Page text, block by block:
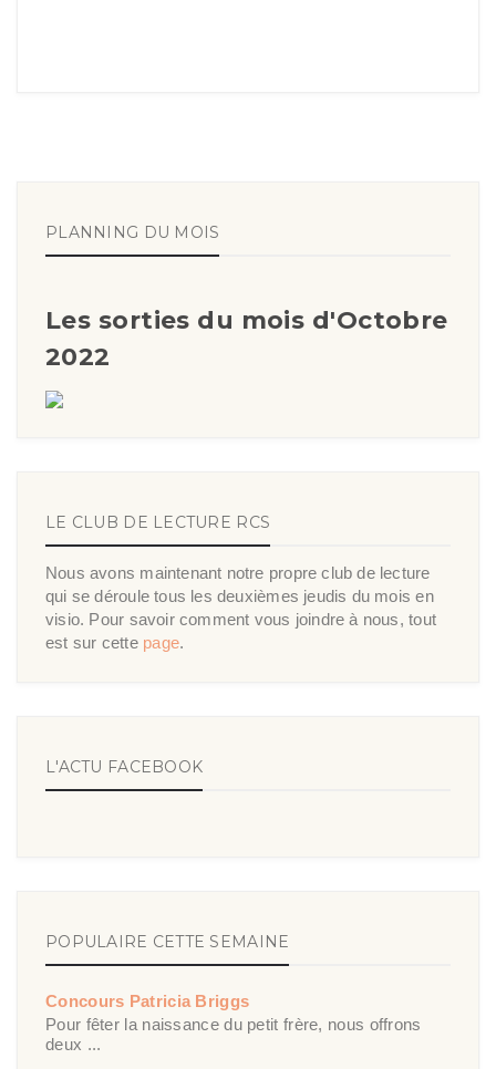
PLANNING DU MOIS
Les sorties du mois d'Octobre
2022
LE CLUB DE LECTURE RCS
Nous avons maintenant notre propre club de lecture
qui se déroule tous les deuxièmes jeudis du mois en
visio. Pour savoir comment vous joindre à nous, tout
est sur cette page.
L'ACTU FACEBOOK
POPULAIRE CETTE SEMAINE
Concours Patricia Briggs
Pour fêter la naissance du petit frère, nous offrons
deux ...